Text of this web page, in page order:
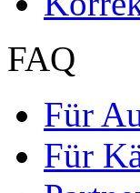
Mehr
Selbst